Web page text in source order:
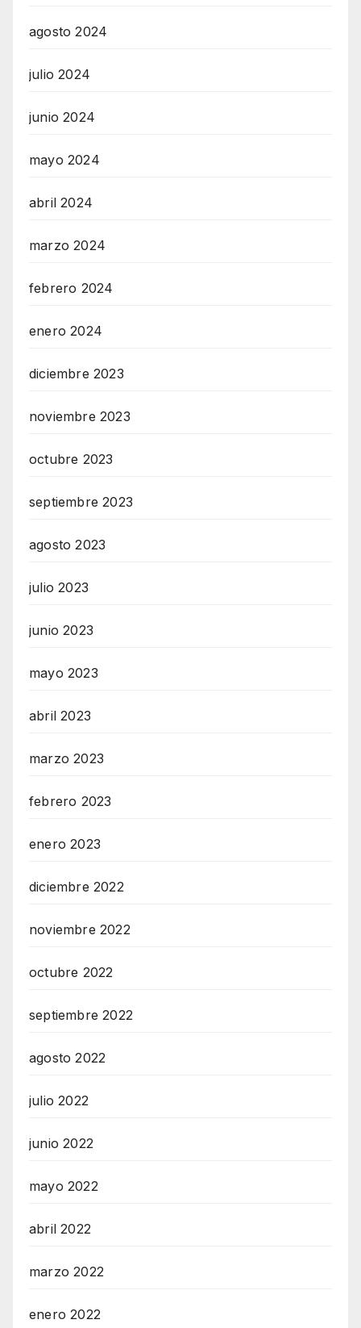
agosto 2024
julio 2024
junio 2024
mayo 2024
abril 2024
marzo 2024
febrero 2024
enero 2024
diciembre 2023
noviembre 2023
octubre 2023
septiembre 2023
agosto 2023
julio 2023
junio 2023
mayo 2023
abril 2023
marzo 2023
febrero 2023
enero 2023
diciembre 2022
noviembre 2022
octubre 2022
septiembre 2022
agosto 2022
julio 2022
junio 2022
mayo 2022
abril 2022
marzo 2022
enero 2022